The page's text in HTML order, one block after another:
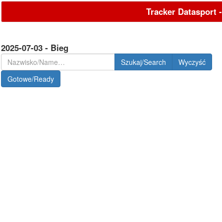
Tracker Datasport
2025-07-03 - Bieg
Szukaj/Search
Gotowe/Ready